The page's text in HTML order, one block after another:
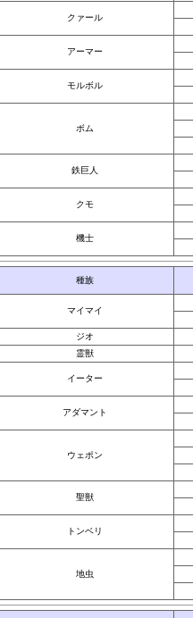
クァール
アーマー
モルボル
ボム
鉄巨人
クモ
機士
種族
マイマイ
ジオ
霊獣
イーター
アダマント
ウェポン
聖獣
トンベリ
地虫